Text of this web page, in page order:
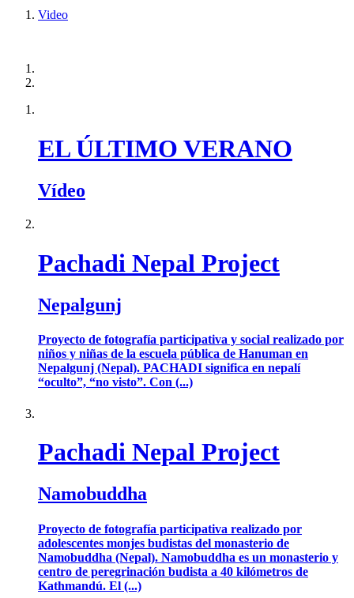
Video
EL ÚLTIMO VERANO
Vídeo
Pachadi Nepal Project
Nepalgunj
Proyecto de fotografía participativa y social realizado por
niños y niñas de la escuela pública de Hanuman en
Nepalgunj (Nepal). PACHADI significa en nepalí
“oculto”, “no visto”. Con (...)
Pachadi Nepal Project
Namobuddha
Proyecto de fotografía participativa realizado por
adolescentes monjes budistas del monasterio de
Namobuddha (Nepal). Namobuddha es un monasterio y
centro de peregrinación budista a 40 kilómetros de
Kathmandú. El (...)